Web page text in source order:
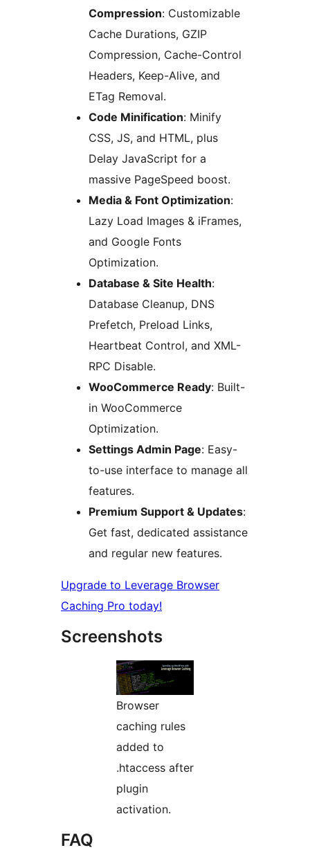
Compression: Customizable
Cache Durations, GZIP
Compression, Cache-Control
Headers, Keep-Alive, and
ETag Removal.
Code Minification: Minify
CSS, JS, and HTML, plus
Delay JavaScript for a
massive PageSpeed boost.
Media & Font Optimization:
Lazy Load Images & iFrames,
and Google Fonts
Optimization.
Database & Site Health:
Database Cleanup, DNS
Prefetch, Preload Links,
Heartbeat Control, and XML-
RPC Disable.
WooCommerce Ready: Built-
in WooCommerce
Optimization.
Settings Admin Page: Easy-
to-use interface to manage all
features.
Premium Support & Updates:
Get fast, dedicated assistance
and regular new features.
Upgrade to Leverage Browser
Caching Pro today!
Screenshots
Browser
caching rules
added to
.htaccess after
plugin
activation.
FAQ